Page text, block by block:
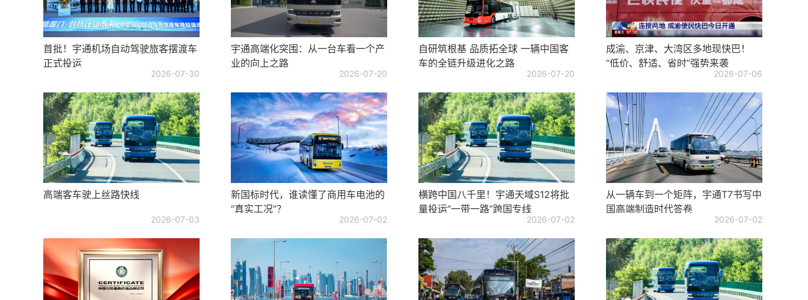
首批！宇通机场自动驾驶旅客摆渡车
正式投运
2026-07-30
宇通高端化突围：从一台车看一个产
业的向上之路
2026-07-20
自研筑根基 品质拓全球 一辆中国客
车的全链升级进化之路
2026-07-20
成渝、京津、大湾区多地现快巴！
“低价、舒适、省时”强势来袭
2026-07-06
高端客车驶上丝路快线
2026-07-03
新国标时代，谁读懂了商用车电池的
“真实工况”？
2026-07-02
横跨中国八千里！宇通天域S12将批
量投运“一带一路”跨国专线
2026-07-02
从一辆车到一个矩阵，宇通T7书写中
国高端制造时代答卷
2026-07-02